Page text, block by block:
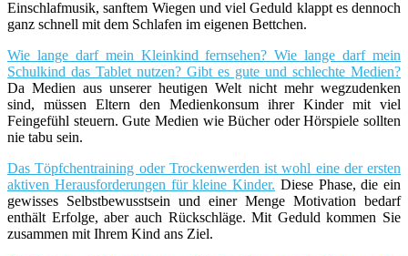
Einschlafmusik, sanftem Wiegen und viel Geduld klappt es dennoch
ganz schnell mit dem Schlafen im eigenen Bettchen.
Wie lange darf mein Kleinkind fernsehen? Wie lange darf mein
Schulkind das Tablet nutzen? Gibt es gute und schlechte Medien?
Da Medien aus unserer heutigen Welt nicht mehr wegzudenken
sind, müssen Eltern den Medienkonsum ihrer Kinder mit viel
Feingefühl steuern. Gute Medien wie Bücher oder Hörspiele sollten
nie tabu sein.
Das Töpfchentraining oder Trockenwerden ist wohl eine der ersten
aktiven Herausforderungen für kleine Kinder. Diese Phase, die ein
gewisses Selbstbewusstsein und einer Menge Motivation bedarf
enthält Erfolge, aber auch Rückschläge. Mit Geduld kommen Sie
zusammen mit Ihrem Kind ans Ziel.